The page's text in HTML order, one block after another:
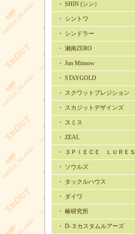
・ SHIN (シン）
・ シントワ
・ シンドラー
・ 湘南ZERO
・ Jun Minnow
・ STAYGOLD
・ スクワットプレジション
・ スカジットデザインズ
・ スミス
・ ZEAL
・ ３ＰＩＥＣＥ ＬＵＲＥＳ
・ ソウルズ
・ タックルハウス
・ ダイワ
・ 椿研究所
・ D-３カスタムルアーズ